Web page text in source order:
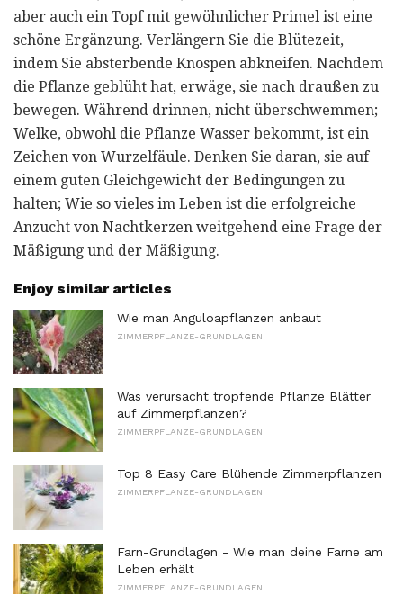
aber auch ein Topf mit gewöhnlicher Primel ist eine
schöne Ergänzung. Verlängern Sie die Blütezeit,
indem Sie absterbende Knospen abkneifen. Nachdem
die Pflanze geblüht hat, erwäge, sie nach draußen zu
bewegen. Während drinnen, nicht überschwemmen;
Welke, obwohl die Pflanze Wasser bekommt, ist ein
Zeichen von Wurzelfäule. Denken Sie daran, sie auf
einem guten Gleichgewicht der Bedingungen zu
halten; Wie so vieles im Leben ist die erfolgreiche
Anzucht von Nachtkerzen weitgehend eine Frage der
Mäßigung und der Mäßigung.
Enjoy similar articles
Wie man Anguloapflanzen anbaut
ZIMMERPFLANZE-GRUNDLAGEN
Was verursacht tropfende Pflanze Blätter
auf Zimmerpflanzen?
ZIMMERPFLANZE-GRUNDLAGEN
Top 8 Easy Care Blühende Zimmerpflanzen
ZIMMERPFLANZE-GRUNDLAGEN
Farn-Grundlagen - Wie man deine Farne am
Leben erhält
ZIMMERPFLANZE-GRUNDLAGEN